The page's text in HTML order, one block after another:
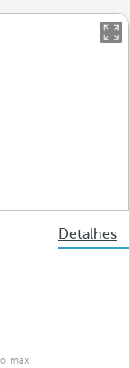
Detalhes
máx.